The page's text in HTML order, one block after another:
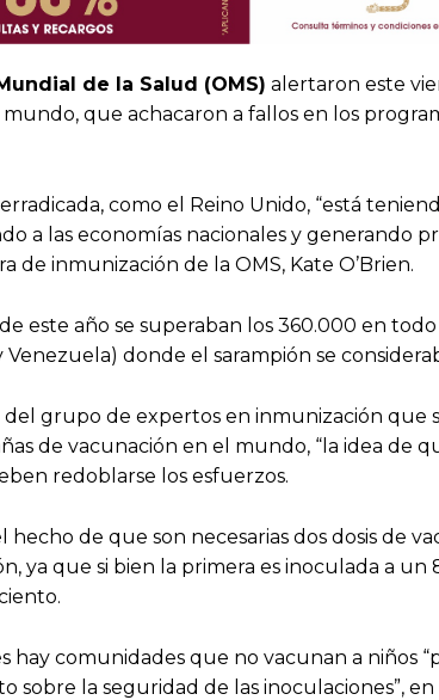
de la Salud (OMS) alertaron este
que achacaron a fallos en los
como el Reino Unido, “está
a las economías nacionales y generando
de inmunización de la OMS, Kate O’Brien.
este año se superaban los 360.000 en
donde el sarampión se
grupo de expertos en inmunización que
de vacunación en el mundo, “la idea de
redoblarse los esfuerzos.
de que son necesarias dos dosis de
ya que si bien la primera es inoculada a un
hay comunidades que no vacunan a niños
la seguridad de las inoculaciones”, en